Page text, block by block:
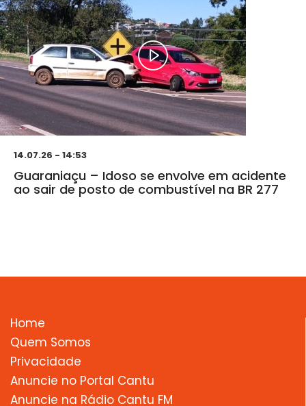
14.07.26 - 14:53
Guaraniaçu – Idoso se envolve em acidente
ao sair de posto de combustível na BR 277
Home
Quem Somos
Privacidade
Anuncie no Portal Cantu
Anuncie na Rádio Cantu FM